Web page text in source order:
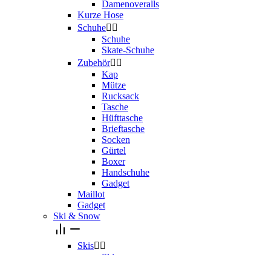
Damenoveralls
Kurze Hose
Schuhe 
Schuhe
Skate-Schuhe
Zubehör 
Kap
Mütze
Rucksack
Tasche
Hüfttasche
Brieftasche
Socken
Gürtel
Boxer
Handschuhe
Gadget
Maillot
Gadget
Ski & Snow
Skis 